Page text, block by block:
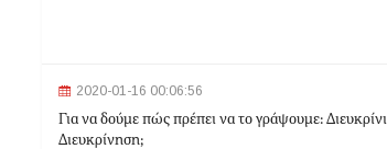
Ομόνοια: Ριφιφί σε κοσμηματοπωλείο -
τιμαλφή αξίας 50.000 ευρώ
2020-01-16 00:06:56
Για να δούμε πώς πρέπει να το γράψουμε:
Διευκρίνηση;